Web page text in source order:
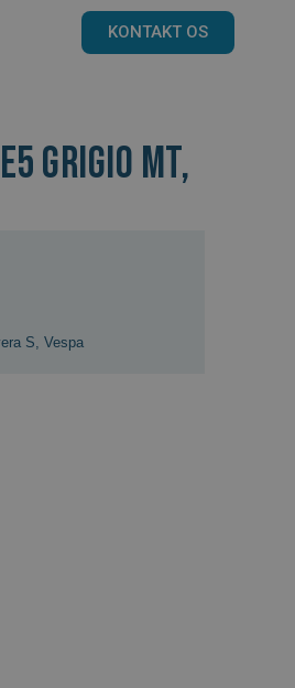
KONTAKT OS
GRIGIO MT,
S Vespa